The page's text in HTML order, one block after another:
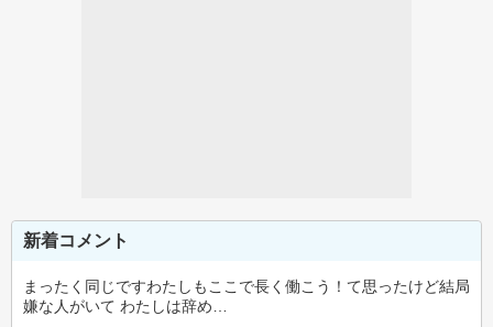
新着コメント
まったく同じですわたしもここで長く働こう！て思ったけど結局
嫌な人がいて わたしは辞め…